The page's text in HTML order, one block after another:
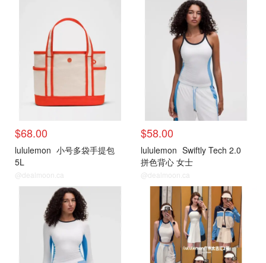
$68.00
lululemon 小号多袋手提包
5L
@dealmoon.ca
$58.00
lululemon Swiftly Tech 2.0
拼色背心 女士
@dealmoon.ca